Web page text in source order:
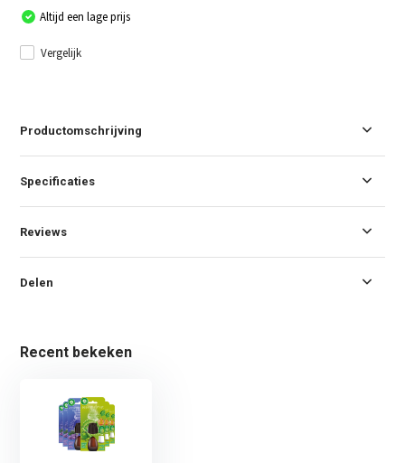
Altijd een lage prijs
Vergelijk
Productomschrijving
Specificaties
Reviews
Delen
Recent bekeken